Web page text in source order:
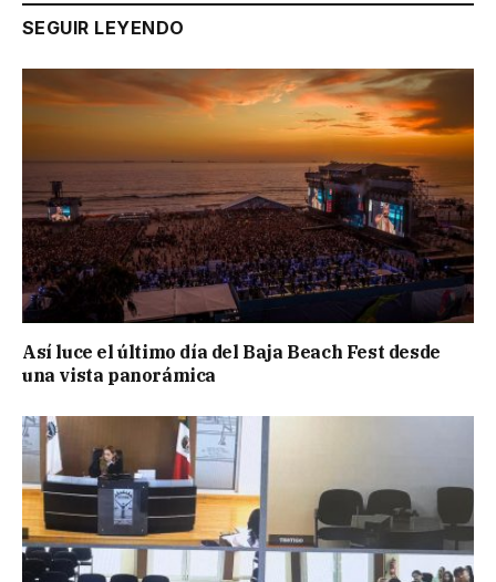
SEGUIR LEYENDO
Así luce el último día del Baja Beach Fest desde
una vista panorámica